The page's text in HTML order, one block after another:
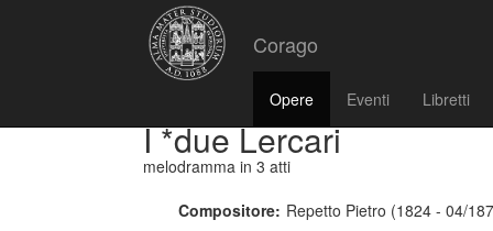
Corago
Opere Eventi Libretti
I *due Lercari
melodramma in 3 atti
Compositore: Repetto Pietro (1824 - 04/